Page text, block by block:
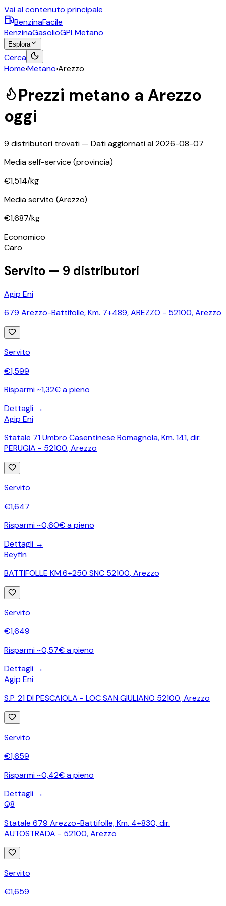
Vai al contenuto principale
BenzinaFacile
BenzinaGasolioGPLMetano
Esplora
Cerca
Home›Metano›Arezzo
Prezzi metano a Arezzo
oggi
9 distributori trovati — Dati aggiornati al2026-08-07
Media self-service (provincia)
€1,514/kg
Media servito (Arezzo)
€1,687/kg
Economico
Caro
Servito — 9 distributori
Agip Eni
679 Arezzo-Battifolle, Km. 7+489, AREZZO - 52100,Arezzo
Servito
€1,599
Risparmi ~1,32€ a pieno
Dettagli →
Agip Eni
Statale 71 Umbro Casentinese Romagnola, Km. 141, dir.
PERUGIA - 52100,Arezzo
Servito
€1,647
Risparmi ~0,60€ a pieno
Dettagli →
Beyfin
BATTIFOLLE KM.6+250 SNC 52100,Arezzo
Servito
€1,649
Risparmi ~0,57€ a pieno
Dettagli →
Agip Eni
S.P. 21 DI PESCAIOLA - LOC SAN GIULIANO 52100,Arezzo
Servito
€1,659
Risparmi ~0,42€ a pieno
Dettagli →
Q8
Statale 679 Arezzo-Battifolle, Km. 4+830, dir.
AUTOSTRADA - 52100,Arezzo
Servito
€1,659